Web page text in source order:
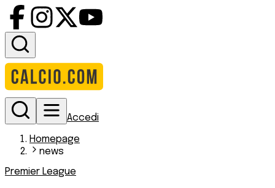
Accedi
Homepage
news
Premier League